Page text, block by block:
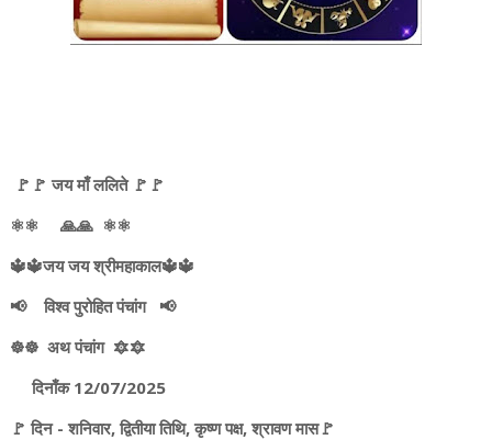
🚩🚩 जय माँ ललिते 🚩🚩
⚛️⚛️ 🙏🙏 ⚛️⚛️
🔱🔱जय जय श्रीमहाकाल🔱🔱
📢 विश्व पुरोहित पंचांग 📢
☸️☸️ अथ पंचांग 🔯🔯
दिनाँक 12/07/2025
🚩 दिन - शनिवार, द्वितीया तिथि, कृष्ण पक्ष, श्रावण मास🚩